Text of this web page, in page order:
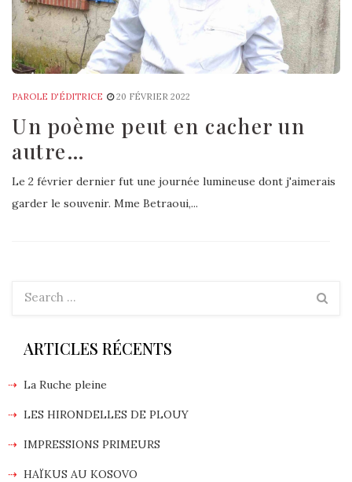
PAROLE D'ÉDITRICE 20 FÉVRIER 2022
Un poème peut en cacher un
autre…
Le 2 février dernier fut une journée lumineuse dont j'aimerais
garder le souvenir. Mme Betraoui,...
ARTICLES RÉCENTS
La Ruche pleine
LES HIRONDELLES DE PLOUY
IMPRESSIONS PRIMEURS
HAÏKUS AU KOSOVO